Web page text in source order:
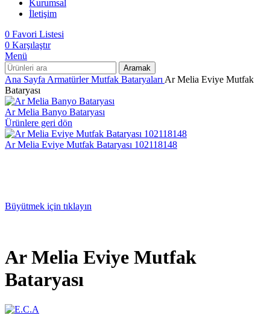
Kurumsal
İletişim
0 Favori Listesi
0 Karşılaştır
Menü
Aramak
Ana Sayfa ArmatürlerMutfak Bataryaları Ar Melia Eviye Mutfak
Bataryası
Ar Melia Banyo Bataryası
Ürünlere geri dön
Ar Melia Eviye Mutfak Bataryası 102118148
Büyütmek için tıklayın
Ar Melia Eviye Mutfak
Bataryası